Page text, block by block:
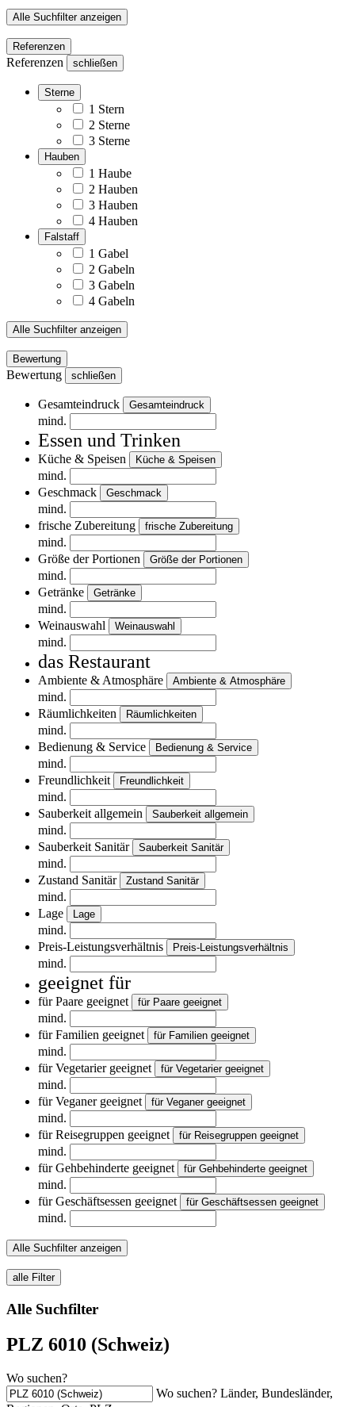
Alle Suchfilter anzeigen
Referenzen
Referenzen schließen
Sterne
1 Stern
2 Sterne
3 Sterne
Hauben
1 Haube
2 Hauben
3 Hauben
4 Hauben
Falstaff
1 Gabel
2 Gabeln
3 Gabeln
4 Gabeln
Alle Suchfilter anzeigen
Bewertung
Bewertung schließen
Gesamteindruck Gesamteindruck
mind.
Essen und Trinken
Küche & Speisen Küche & Speisen
mind.
Geschmack
Geschmack
mind.
frische Zubereitung
frische Zubereitung
mind.
Größe der Portionen
Größe der Portionen
mind.
Getränke
Getränke
mind.
Weinauswahl
Weinauswahl
mind.
das Restaurant
Ambiente & Atmosphäre Ambiente & Atmosphäre
mind.
Räumlichkeiten
Räumlichkeiten
mind.
Bedienung & Service
Bedienung & Service
mind.
Freundlichkeit
Freundlichkeit
mind.
Sauberkeit allgemein
Sauberkeit allgemein
mind.
Sauberkeit Sanitär
Sauberkeit Sanitär
mind.
Zustand Sanitär
Zustand Sanitär
mind.
Lage
Lage
mind.
Preis-Leistungsverhältnis
Preis-Leistungsverhältnis
mind.
geeignet für
für Paare geeignet für Paare geeignet
mind.
für Familien geeignet
für Familien geeignet
mind.
für Vegetarier geeignet
für Vegetarier geeignet
mind.
für Veganer geeignet
für Veganer geeignet
mind.
für Reisegruppen geeignet
für Reisegruppen geeignet
mind.
für Gehbehinderte geeignet
für Gehbehinderte geeignet
mind.
für Geschäftsessen geeignet
für Geschäftsessen geeignet
mind.
Alle Suchfilter anzeigen
alle Filter
Alle Suchfilter
PLZ 6010 (Schweiz)
Wo suchen?
Wo suchen? Länder, Bundesländer,